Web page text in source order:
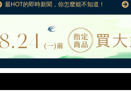
最HOT的即時新聞，你怎麼能不知道！